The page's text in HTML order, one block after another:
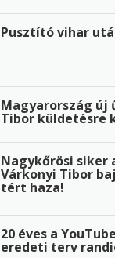
Pusztító vihar
Magyarország új
Tibor küldetésre
Nagykőrösi siker
Várkonyi Tibor
tért haza!
20 éves a
eredeti terv